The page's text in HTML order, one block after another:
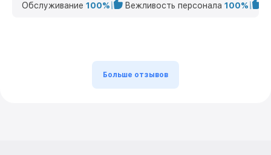
Обслуживание 100% Вежливость персонала 100%
Больше отзывов